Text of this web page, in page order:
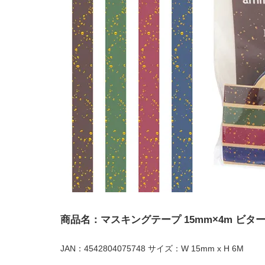
商品名：マスキングテープ 15mm×4m ビタ
JAN：4542804075748 サイズ：W 15mm x H 6M